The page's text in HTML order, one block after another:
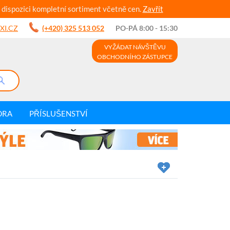
kompletní sortiment včetně cen. Zavřít
(+420) 325 513 052 PO-PÁ 8:00 - 15:30
VYŽÁDAT NÁVŠTĚVU
OBCHODNÍHO ZÁSTUPCE
PŘÍSLUŠENSTVÍ